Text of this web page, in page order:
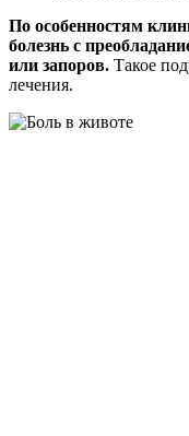
По особенностям
болезнь с
или запоров. Такое
лечения.